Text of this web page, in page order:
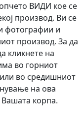
ВИДИ кое се
производ. Ви се
фотографии и
производ. За да
кликнете на
во горниот
во средишниот
на ова
корпа.